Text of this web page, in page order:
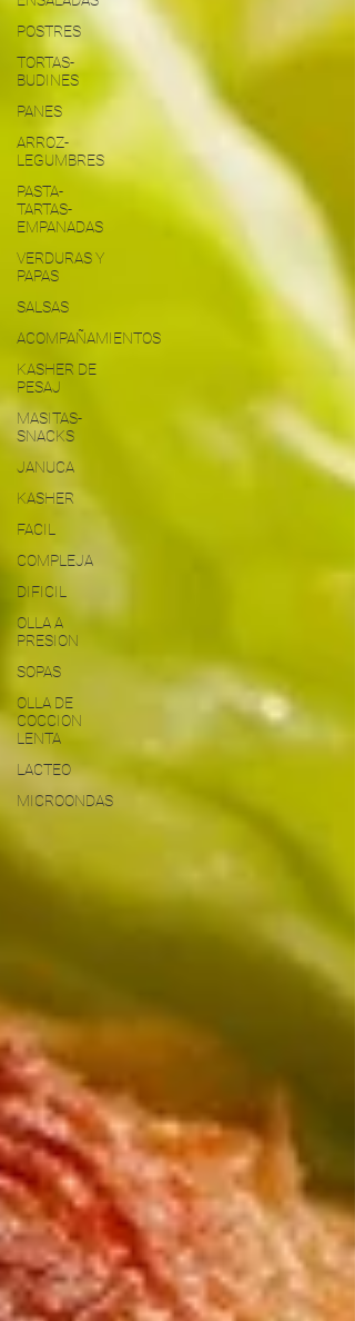
POSTRES
TORTAS-
BUDINES
PANES
ARROZ-
LEGUMBRES
PASTA-
TARTAS-
EMPANADAS
VERDURAS Y
PAPAS
SALSAS
ACOMPAÑAMIENTOS
KASHER DE
PESAJ
MASITAS-
SNACKS
JANUCA
KASHER
FACIL
COMPLEJA
DIFICIL
OLLA A
PRESION
SOPAS
OLLA DE
COCCION
LENTA
LACTEO
MICROONDAS